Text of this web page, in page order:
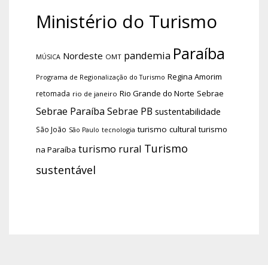
Ministério do Turismo
MÚSICA Nordeste OMT pandemia Paraíba
Programa de Regionalização do Turismo Regina Amorim
retomada rio de janeiro Rio Grande do Norte Sebrae
Sebrae Paraíba Sebrae PB sustentabilidade
São João São Paulo tecnologia turismo cultural turismo
na Paraíba turismo rural Turismo
sustentável